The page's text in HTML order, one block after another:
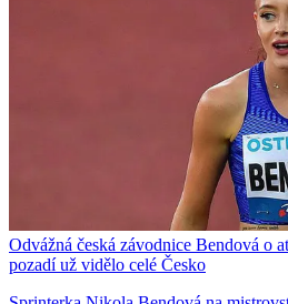
Odvážná česká závodnice Bendová o
pozadí už vidělo celé Česko